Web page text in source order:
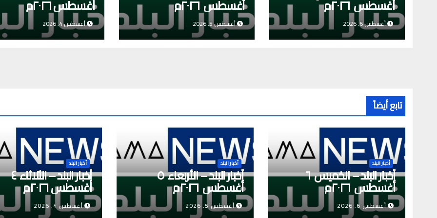
أغسطس ٢٠٢٦م
أغسطس 6, 2026
أغسطس ٢٠٢٦م
أغسطس 5, 2026
أغسطس ٢٠٢٦م
أغسطس 4, 2026
تابع أيضاً
أخبار البلد
أخبار البلد – الخميس ٦
أغسطس ٢٠٢٦م
أغسطس 6, 2026
أخبار البلد
أخبار البلد – الأربعاء ٥
أغسطس ٢٠٢٦م
أغسطس 5, 2026
أخبار البلد
أخبار البلد – الثلاثاء ٤
أغسطس ٢٠٢٦م
أغسطس 4, 2026